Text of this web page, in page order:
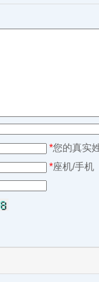
*您的真实
*座机/手机